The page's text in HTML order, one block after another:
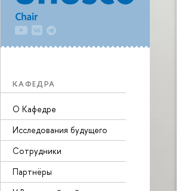
КАФЕДРА
О Кафедре
Исследования будущего
Сотрудники
Партнёры